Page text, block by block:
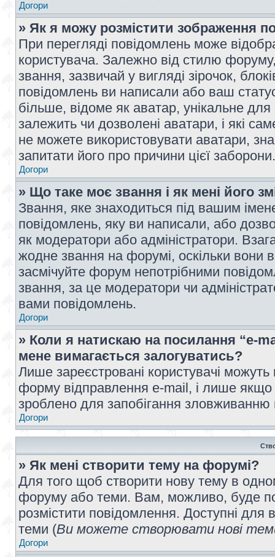
Догори
» Як я можу розмістити зображення
При перегляді повідомлень може
користувача. Залежно від стилю
звання, зазвичай у вигляді зірочок,
повідомлень ви написали або ваш
більше, відоме як аватар, унікальне
залежить чи дозволені аватари, і які
не можете використовувати аватари,
запитати його про причини цієї заборони.
Догори
» Що таке моє звання і як мені його
Звання, яке знаходиться під вашим
повідомлень, яку ви написали, або
як модератори або адміністратори.
жодне звання на форумі, оскільки вони
засмічуйте форум непотрібними
звання, за це модератори чи
вами повідомлень.
Догори
» Коли я натискаю на посилання “e-
мене вимагається залогуватись?
Лише зареєстровані користувачі
форму відправлення e-mail, і лише
зроблено для запобігання
Догори
» Як мені створити тему на форумі?
Для того щоб створити нову тему в
форуму або теми. Вам, можливо, буде
розмістити повідомлення. Доступні для
теми (Ви можете створювати нові
Догори